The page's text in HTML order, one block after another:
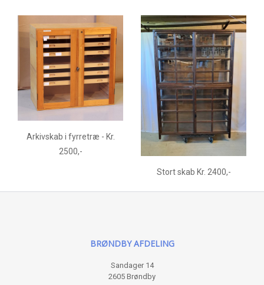
Arkivskab i fyrretræ - Kr.
2500,-
Stort skab Kr. 2400,-
BRØNDBY AFDELING
Sandager 14
2605 Brøndby